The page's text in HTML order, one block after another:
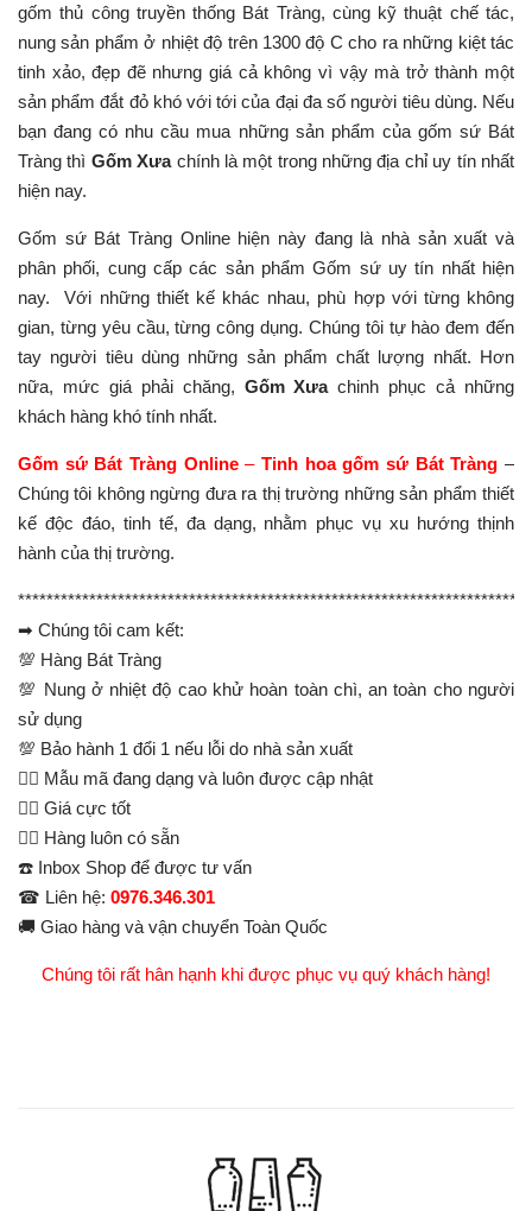
gốm thủ công truyền thống Bát Tràng, cùng kỹ thuật chế tác,
nung sản phẩm ở nhiệt độ trên 1300 độ C cho ra những kiệt tác
tinh xảo, đẹp đẽ nhưng giá cả không vì vậy mà trở thành một
sản phẩm đắt đỏ khó với tới của đại đa số người tiêu dùng. Nếu
bạn đang có nhu cầu mua những sản phẩm của gốm sứ Bát
Tràng thì Gốm Xưachính là một trong những địa chỉ uy tín nhất
hiện nay.
Gốm sứ Bát Tràng Online hiện này đang là nhà sản xuất và
phân phối, cung cấp các sản phẩm Gốm sứ uy tín nhất hiện
nay. Với những thiết kế khác nhau, phù hợp với từng không
gian, từng yêu cầu, từng công dụng. Chúng tôi tự hào đem đến
tay người tiêu dùng những sản phẩm chất lượng nhất. Hơn
nữa, mức giá phải chăng, Gốm Xưachinh phục cả những
khách hàng khó tính nhất.
Gốm sứ Bát Tràng Online–Tinh hoa gốm sứ Bát Tràng –
Chúng tôi không ngừng đưa ra thị trường những sản phẩm thiết
kế độc đáo, tinh tế, đa dạng, nhằm phục vụ xu hướng thịnh
hành của thị trường.
**********************************************************************
➡ Chúng tôi cam kết:
💯 Hàng Bát Tràng
💯 Nung ở nhiệt độ cao khử hoàn toàn chì, an toàn cho người
sử dụng
💯 Bảo hành 1 đổi 1 nếu lỗi do nhà sản xuất
👉🏻 Mẫu mã đang dạng và luôn được cập nhật
👉🏻 Giá cực tốt
👉🏻 Hàng luôn có sẵn
☎️ Inbox Shop để được tư vấn
☎ Liên hệ: 0976.346.301
🚚 Giao hàng và vận chuyển Toàn Quốc
Chúng tôi rất hân hạnh khi được phục vụ quý khách hàng!